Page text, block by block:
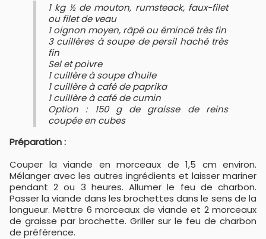
1 kg ½ de mouton, rumsteack, faux-filet
ou filet de veau
1 oignon moyen, râpé ou émincé très fin
3 cuillères à soupe de persil haché très
fin
Sel et poivre
1 cuillère à soupe d'huile
1 cuillère à café de paprika
1 cuillère à café de cumin
Option : 150 g de graisse de reins
coupée en cubes
Préparation :
Couper la viande en morceaux de 1,5 cm environ.
Mélanger avec les autres ingrédients et laisser mariner
pendant 2 ou 3 heures. Allumer le feu de charbon.
Passer la viande dans les brochettes dans le sens de la
longueur. Mettre 6 morceaux de viande et 2 morceaux
de graisse par brochette. Griller sur le feu de charbon
de préférence.